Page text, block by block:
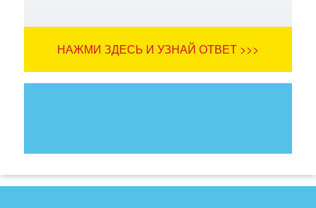
НАЖМИ ЗДЕСЬ И УЗНАЙ ОТВЕТ >>>